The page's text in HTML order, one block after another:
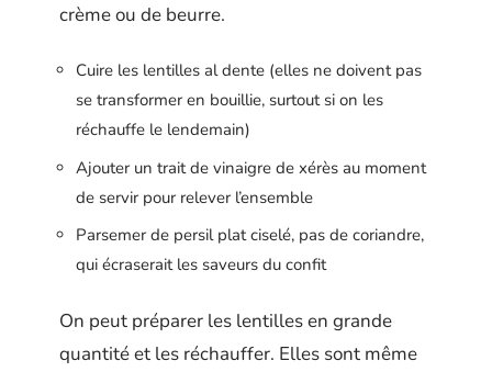
crème ou de beurre.
Cuire les lentilles al dente (elles ne doivent pas
se transformer en bouillie, surtout si on les
réchauffe le lendemain)
Ajouter un trait de vinaigre de xérès au moment
de servir pour relever l’ensemble
Parsemer de persil plat ciselé, pas de coriandre,
qui écraserait les saveurs du confit
On peut préparer les lentilles en grande
quantité et les réchauffer. Elles sont même